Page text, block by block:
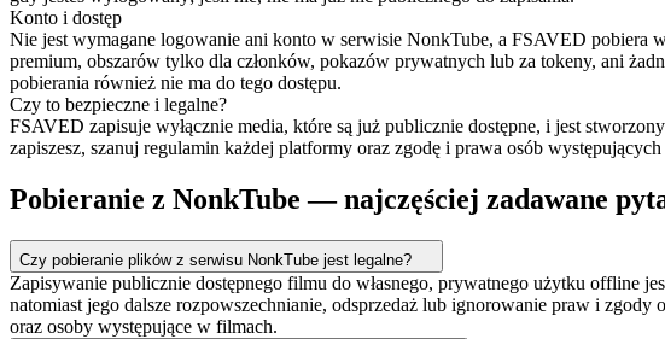
Konto i dostęp
Nie jest wymagane logowanie ani konto w serwisie NonkTube, a FSAVED pobiera
premium, obszarów tylko dla członków, pokazów prywatnych lub za tokeny, ani
pobierania również nie ma do tego dostępu.
Czy to bezpieczne i legalne?
FSAVED zapisuje wyłącznie media, które są już publicznie dostępne, i jest
zapiszesz, szanuj regulamin każdej platformy oraz zgodę i prawa osób
Pobieranie z NonkTube — najczęściej zadawane
Czy pobieranie plików z serwisu NonkTube jest legalne?
Zapisywanie publicznie dostępnego filmu do własnego, prywatnego użytku offline
natomiast jego dalsze rozpowszechnianie, odsprzedaż lub ignorowanie praw i
oraz osoby występujące w filmach.